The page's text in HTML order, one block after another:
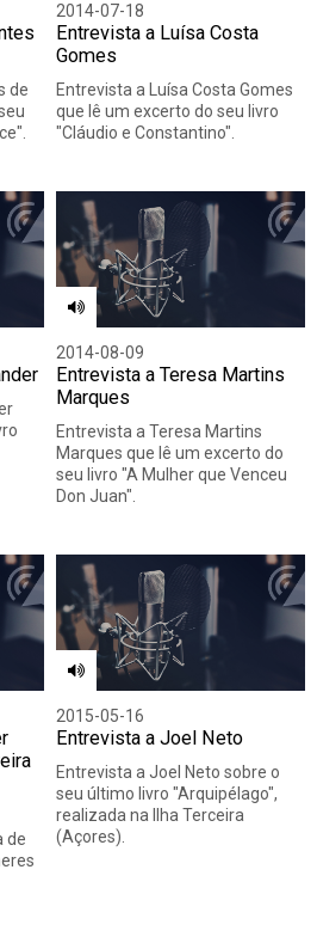
de
2014-07-18
Entrevista a Luísa Costa
Gomes
Entrevista a Luísa Costa Gomes
que lê um excerto do seu livro
"Cláudio e Constantino".
2014-08-09
Entrevista a Teresa Martins
Marques
Entrevista a Teresa Martins
Marques que lê um excerto do
seu livro "A Mulher que Venceu
Don Juan".
de
2015-05-16
Entrevista a Joel Neto
Entrevista a Joel Neto sobre o
seu último livro "Arquipélago",
realizada na Ilha Terceira
(Açores).